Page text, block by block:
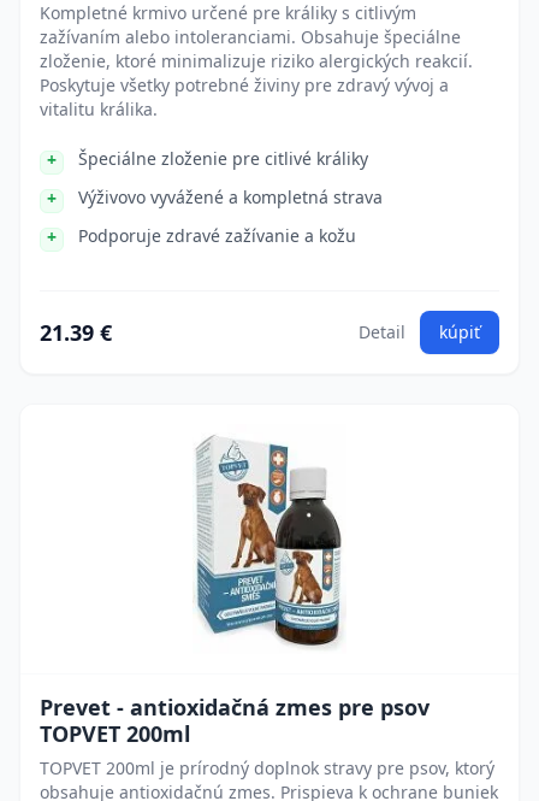
Kompletné krmivo určené pre králiky s citlivým
zažívaním alebo intoleranciami. Obsahuje špeciálne
zloženie, ktoré minimalizuje riziko alergických reakcií.
Poskytuje všetky potrebné živiny pre zdravý vývoj a
vitalitu králika.
Špeciálne zloženie pre citlivé králiky
Výživovo vyvážené a kompletná strava
Podporuje zdravé zažívanie a kožu
21.39 € Detail kúpiť
Prevet - antioxidačná zmes pre psov
TOPVET 200ml
TOPVET 200ml je prírodný doplnok stravy pre psov, ktorý
obsahuje antioxidačnú zmes. Prispieva k ochrane buniek